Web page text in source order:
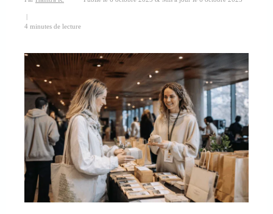
|
4 minutes de lecture